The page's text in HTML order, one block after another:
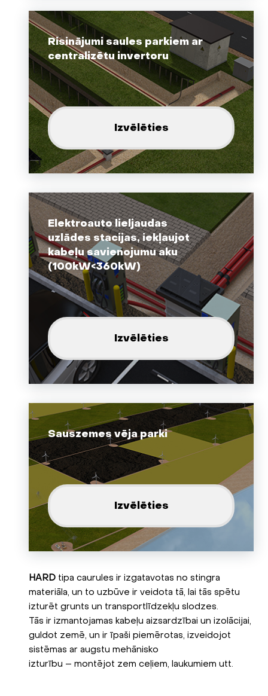
Risinājumi saules parkiem ar
centralizētu invertoru
Izvēlēties
Elektroauto lieljaudas
uzlādes stacijas, iekļaujot
kabeļu savienojumu aku
(100kW<360kW)
Izvēlēties
Sauszemes vēja parki
Izvēlēties
HARD tipa caurules ir izgatavotas no stingra
materiāla, un to uzbūve ir veidota tā, lai tās spētu
izturēt grunts un transportlīdzekļu slodzes.
Tās ir izmantojamas kabeļu aizsardzībai un izolācijai,
guldot zemē, un ir īpaši piemērotas, izveidojot
sistēmas ar augstu mehānisko
izturību – montējot zem ceļiem, laukumiem utt.